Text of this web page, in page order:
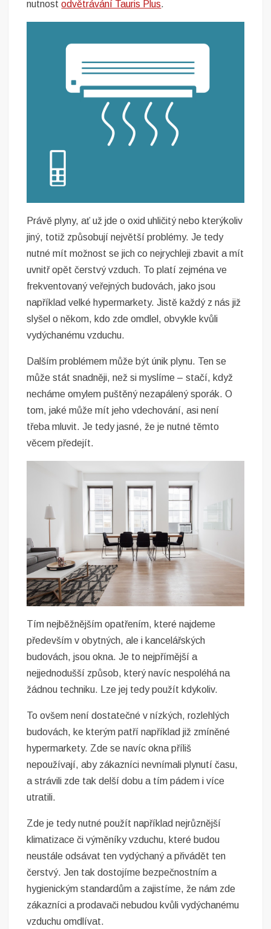
nutnostodvětrávání Tauris Plus.
Právě plyny, ať už jde o oxid uhličitý nebo kterýkoliv
jiný, totiž způsobují největší problémy. Je tedy
nutné mít možnost se jich co nejrychleji zbavit a mít
uvnitř opět čerstvý vzduch. To platí zejména ve
frekventovaný veřejných budovách, jako jsou
například velké hypermarkety. Jistě každý z nás již
slyšel o někom, kdo zde omdlel, obvykle kvůli
vydýchanému vzduchu.
Dalším problémem může být únik plynu. Ten se
může stát snadněji, než si myslíme – stačí, když
necháme omylem puštěný nezapálený sporák. O
tom, jaké může mít jeho vdechování, asi není
třeba mluvit. Je tedy jasné, že je nutné těmto
věcem předejít.
Tím nejběžnějším opatřením, které najdeme
především v obytných, ale i kancelářských
budovách, jsou okna. Je to nejpřímější a
nejjednodušší způsob, který navíc nespoléhá na
žádnou techniku. Lze jej tedy použít kdykoliv.
To ovšem není dostatečné v nízkých, rozlehlých
budovách, ke kterým patří například již zmíněné
hypermarkety. Zde se navíc okna příliš
nepoužívají, aby zákazníci nevnímali plynutí času,
a strávili zde tak delší dobu a tím pádem i více
utratili.
Zde je tedy nutné použít například nejrůznější
klimatizace či výměníky vzduchu, které budou
neustále odsávat ten vydýchaný a přivádět ten
čerstvý. Jen tak dostojíme bezpečnostním a
hygienickým standardům a zajistíme, že nám zde
zákazníci a prodavači nebudou kvůli vydýchanému
vzduchu omdlívat.